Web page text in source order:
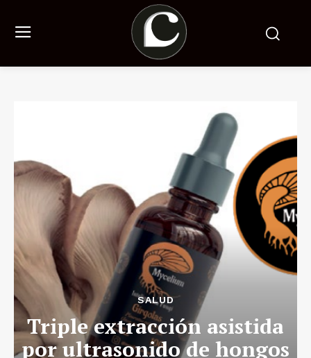
SALUD
Triple extracción asistida
por ultrasonido de hongos